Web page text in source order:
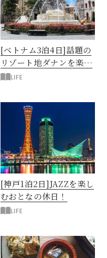
[ベトナム3泊4日]話題の
リゾート地ダナンを楽し
むLIFE
[神戸1泊2日]JAZZを楽し
むおとなの休日！
LIFE